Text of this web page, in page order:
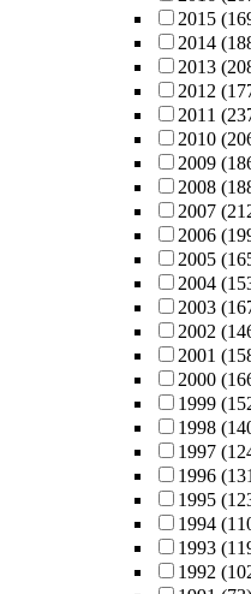
2015
2014
2013
2012
2011
2010
2009
2008
2007
2006
2005
2004
2003
2002
2001
2000
1999
1998
1997
1996
1995
1994
1993
1992